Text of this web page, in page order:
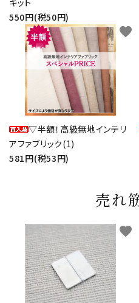
キット
550円(税50円)
▽半額！高級無地インテリ
アファブリック(1)
581円(税53円)
favorite
売れ
favorite